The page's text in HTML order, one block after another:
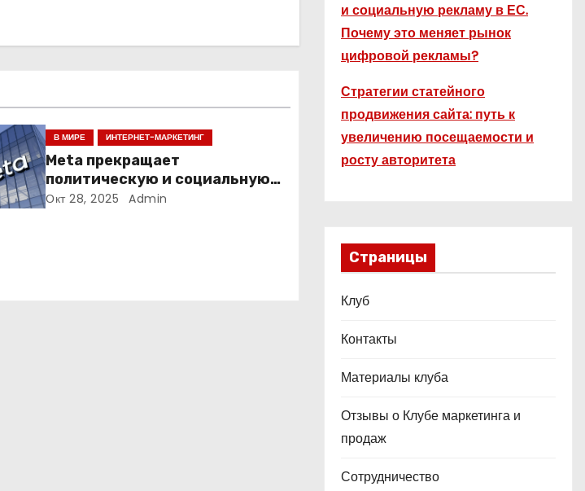
В МИРЕ ИНТЕРНЕТ-МАРКЕТИНГ
Meta прекращает
политическую и социальную
рекламу в ЕС. Почему это
Окт 28, 2025 Admin
и социальную рекламу в ЕС.
Почему это меняет рынок
цифровой рекламы?
Стратегии статейного
продвижения сайта: путь к
увеличению посещаемости и
росту авторитета
Страницы
Клуб
Контакты
Материалы клуба
Отзывы о Клубе маркетинга и
продаж
Сотрудничество